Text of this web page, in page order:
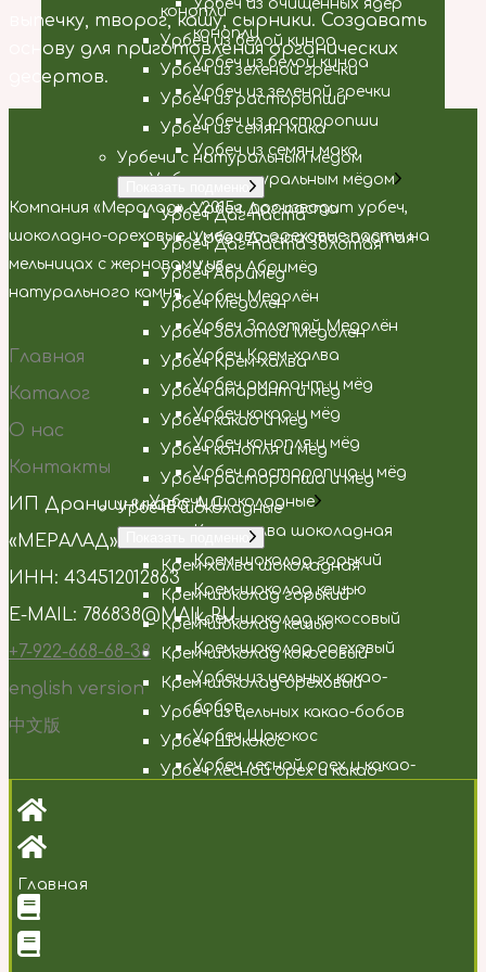
Урбеч из очищенных ядер
конопли
Урбеч из белой киноа
Урбеч из зеленой гречки
Урбеч из расторопши
Урбеч из семян мака
Урбечи с натуральным мёдом
Урбеч Даг-паста
Урбеч Даг-паста золотая
Урбеч Абримёд
Урбеч Медолён
Урбеч Золотой Медолён
Урбеч Крем-халва
Урбеч амарант и мёд
Урбеч какао и мёд
Урбеч конопля и мёд
Урбеч расторопша и мёд
Урбечи шоколадные
Крем-халва шоколадная
Крем-шоколад горький
Крем-шоколад кешью
Крем-шоколад кокосовый
Крем-шоколад ореховый
Урбеч из цельных какао-
бобов
Урбеч Шококос
Урбеч лесной орех и какао-
конопли
Урбеч из белой киноа
Урбеч из зеленой гречки
Урбеч из расторопши
Урбеч из семян мака
Урбечи с натуральным мёдом
Урбеч Даг-паста
Урбеч Даг-паста золотая
Урбеч Абримёд
Урбеч Медолён
Урбеч Золотой Медолён
Урбеч Крем-халва
Урбеч амарант и мёд
Урбеч какао и мёд
Урбеч конопля и мёд
Урбеч расторопша и мёд
Урбечи шоколадные
Крем-халва шоколадная
Крем-шоколад горький
Крем-шоколад кешью
Крем-шоколад кокосовый
Крем-шоколад ореховый
Урбеч из цельных какао-бобов
Урбеч Шококос
Урбеч лесной орех и какао-
выпечку, творог, кашу, сырники. Создавать
основу для приготовления органических
десертов.
Компания «Мералад» с 2015г. производит урбеч,
шоколадно-ореховые и медово-ореховые пасты на
мельницах с жерновами из
натурального камня.
Главная
Каталог
О нас
Контакты
ИП Дранишникова А.С.
«МЕРАЛАД»
ИНН: 434512012863
E-MAIL: 786838@MAIL.RU
+7-922-668-68-38
english version
中文版
Главная